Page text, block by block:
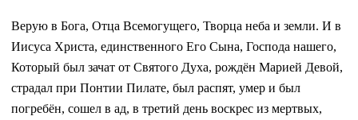
Верую в Бога, Отца Всемогущего, Творца неба и земли. И в
Иисуса Христа, единственного Его Сына, Господа нашего,
Который был зачат от Святого Духа, рождён Марией Девой,
страдал при Понтии Пилате, был распят, умер и был
погребён, сошел в ад, в третий день воскрес из мертвых,